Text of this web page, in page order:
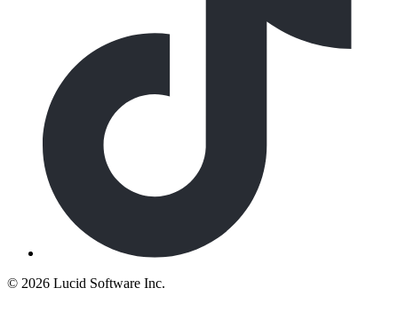
© 2026 Lucid Software Inc.